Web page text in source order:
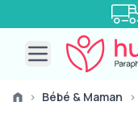
Open main menu
› Bébé & Maman ›